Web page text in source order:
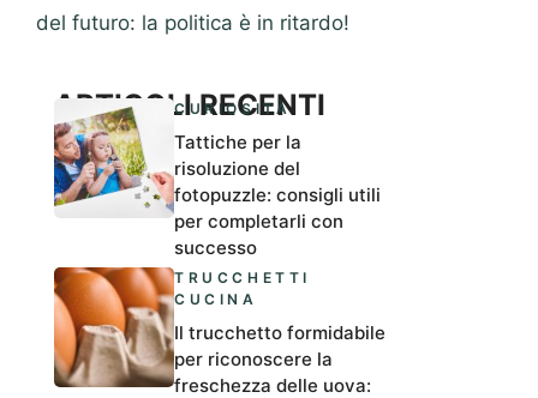
del futuro: la politica è in ritardo!
ARTICOLI RECENTI
CURIOSITÀ
Tattiche per la
risoluzione del
fotopuzzle: consigli utili
per completarli con
successo
TRUCCHETTI
CUCINA
Il trucchetto formidabile
per riconoscere la
freschezza delle uova: